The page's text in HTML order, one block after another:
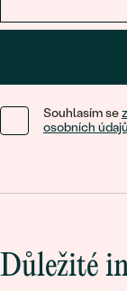
Souhlasím se
osobních
Důležité